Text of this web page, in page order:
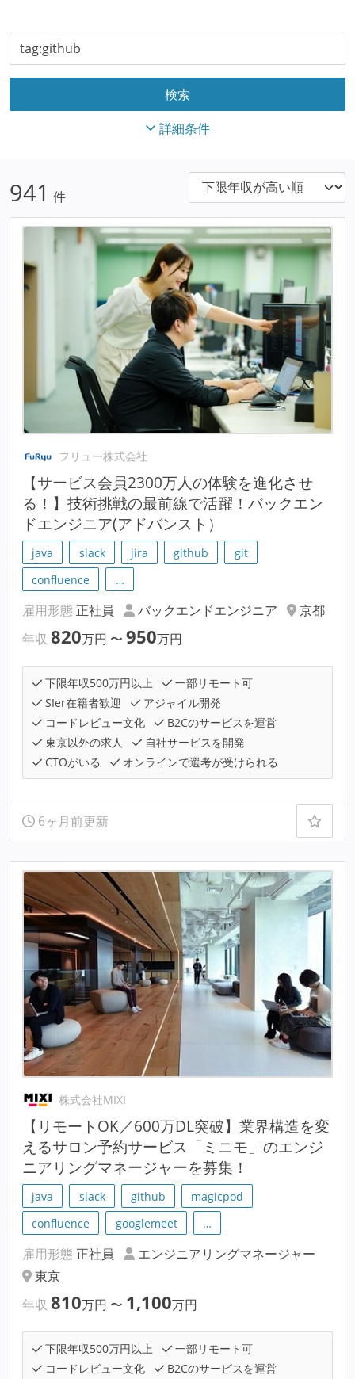
詳細条件
941 件
フリュー株式会社
【サービス会員2300万人の体験を進化させ
る！】技術挑戦の最前線で活躍！バックエン
ドエンジニア(アドバンスト）
java slack jira github
git
confluence
…
雇用形態 正社員 バックエンドエンジニア
京都
年収 820万円 〜 950万円
下限年収500万円以上
一部リモート可
SIer在籍者歓迎
アジャイル開発
コードレビュー文化
B2Cのサービスを運営
東京以外の求人
自社サービスを開発
CTOがいる
オンラインで選考が受けられる
6ヶ月前更新
株式会社MIXI
【リモートOK／600万DL突破】業界構造を変
えるサロン予約サービス「ミニモ」のエンジ
ニアリングマネージャーを募集！
java slack github
magicpod
confluence
googlemeet …
雇用形態 正社員
エンジニアリングマネージャー
東京
年収 810万円 〜 1,100万円
下限年収500万円以上
一部リモート可
コードレビュー文化
B2Cのサービスを運営